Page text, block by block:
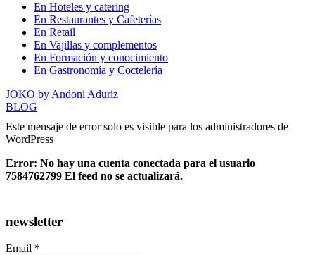
En Hoteles y catering
En Restaurantes y Cafeterías
En Retail
En Vajillas y complementos
En Formación y conocimiento
En Gastronomía y Coctelería
JOKO by Andoni Aduriz
BLOG
Este mensaje de error solo es visible para los administradores de
WordPress
Error: No hay una cuenta conectada para el usuario
7584762799 El feed no se actualizará.
newsletter
Email *